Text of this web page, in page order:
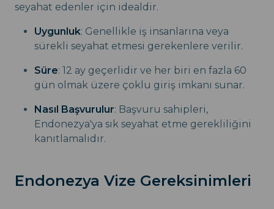
seyahat edenler için idealdir.
Uygunluk: Genellikle iş insanlarına veya
sürekli seyahat etmesi gerekenlere verilir.
Süre: 12 ay geçerlidir ve her biri en fazla 60
gün olmak üzere çoklu giriş imkanı sunar.
Nasıl Başvurulur: Başvuru sahipleri,
Endonezya'ya sık seyahat etme gerekliliğini
kanıtlamalıdır.
Endonezya Vize Gereksinimleri